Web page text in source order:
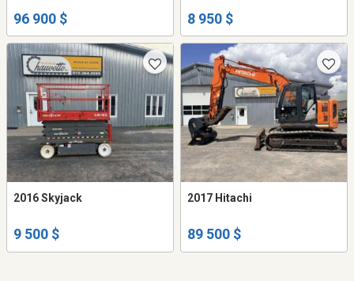
96 900 $ 8 950 $
2016 Skyjack
9 500 $
2017 Hitachi
89 500 $